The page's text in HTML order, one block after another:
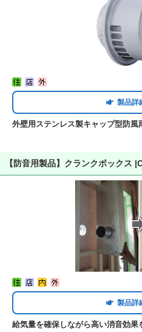
製品詳
外壁用ステンレス製キャップ型防風
【防音用製品】クランクボックス
製品詳
給気量を確保しながら高い消音効果